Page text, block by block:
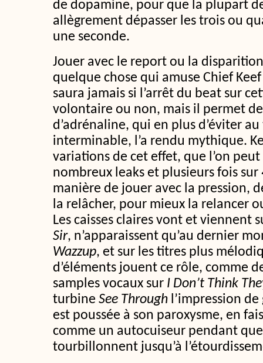
de dopamine, pour que la plupart
allègrement dépasser les trois ou
une seconde.
Jouer avec le report ou la
quelque chose qui amuse Chief
saura jamais si l’arrêt du beat sur
volontaire ou non, mais il permet
d’adrénaline, qui en plus d’éviter
interminable, l’a rendu mythique.
variations de cet effet, que l’on
nombreux leaks et plusieurs fois sur
manière de jouer avec la pression,
la relâcher, pour mieux la relancer
Les caisses claires vont et viennent
Sir, n’apparaissent qu’au dernier
Wazzup, et sur les titres plus
d’éléments jouent ce rôle, comme
samples vocaux sur I Don’t Think
turbine See Through l’impression
est poussée à son paroxysme, en
comme un autocuiseur pendant que
tourbillonnent jusqu’à